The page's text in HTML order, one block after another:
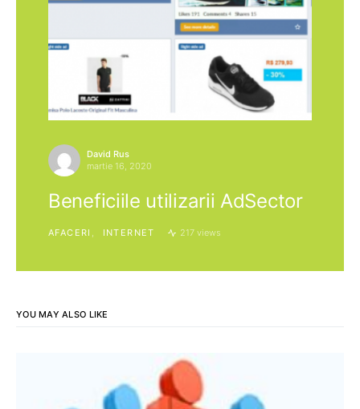
David Rus
martie 16, 2020
Beneficiile utilizarii AdSector
AFACERI INTERNET 217 views
YOU MAY ALSO LIKE